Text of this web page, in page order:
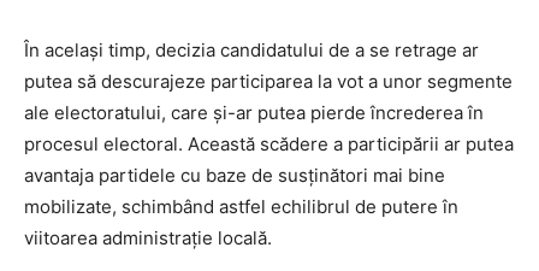
În același timp, decizia candidatului de a se retrage ar
putea să descurajeze participarea la vot a unor segmente
ale electoratului, care și-ar putea pierde încrederea în
procesul electoral. Această scădere a participării ar putea
avantaja partidele cu baze de susținători mai bine
mobilizate, schimbând astfel echilibrul de putere în
viitoarea administrație locală.